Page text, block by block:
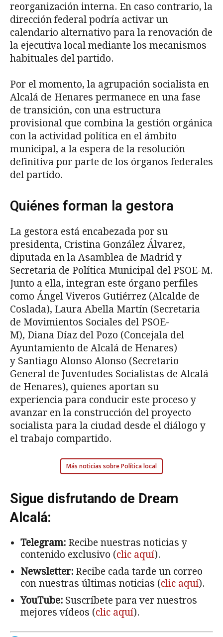
reorganización interna. En caso contrario, la
dirección federal podría activar un
calendario alternativo para la renovación de
la ejecutiva local mediante los mecanismos
habituales del partido.
Por el momento, la agrupación socialista en
Alcalá de Henares permanece en una fase
de transición, con una estructura
provisional que combina la gestión orgánica
con la actividad política en el ámbito
municipal, a la espera de la resolución
definitiva por parte de los órganos federales
del partido.
Quiénes forman la gestora
La gestora está encabezada por su
presidenta, Cristina González Álvarez,
diputada en la Asamblea de Madrid y
Secretaria de Política Municipal del PSOE-M.
Junto a ella, integran este órgano perfiles
como Ángel Viveros Gutiérrez (Alcalde de
Coslada), Laura Abella Martín (Secretaria
de Movimientos Sociales del PSOE-
M), Diana Díaz del Pozo (Concejala del
Ayuntamiento de Alcalá de Henares)
y Santiago Alonso Alonso (Secretario
General de Juventudes Socialistas de Alcalá
de Henares), quienes aportan su
experiencia para conducir este proceso y
avanzar en la construcción del proyecto
socialista para la ciudad desde el diálogo y
el trabajo compartido.
Más noticias sobre Política local
Sigue disfrutando de Dream
Alcalá:
Telegram: Recibe nuestras noticias y
contenido exclusivo (clic aquí).
Newsletter: Recibe cada tarde un correo
con nuestras últimas noticias (clic aquí).
YouTube: Suscríbete para ver nuestros
mejores vídeos (clic aquí).